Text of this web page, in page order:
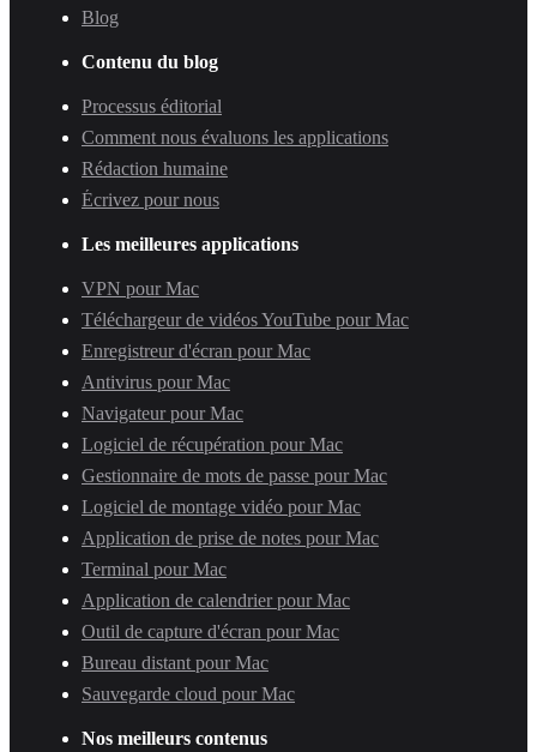
Blog
Contenu du blog
Processus éditorial
Comment nous évaluons les applications
Rédaction humaine
Écrivez pour nous
Les meilleures applications
VPN pour Mac
Téléchargeur de vidéos YouTube pour Mac
Enregistreur d'écran pour Mac
Antivirus pour Mac
Navigateur pour Mac
Logiciel de récupération pour Mac
Gestionnaire de mots de passe pour Mac
Logiciel de montage vidéo pour Mac
Application de prise de notes pour Mac
Terminal pour Mac
Application de calendrier pour Mac
Outil de capture d'écran pour Mac
Bureau distant pour Mac
Sauvegarde cloud pour Mac
Nos meilleurs contenus